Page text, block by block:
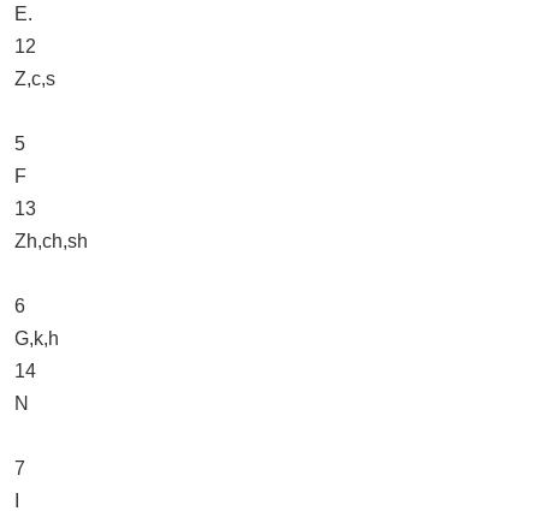
E.
12
Z,c,s
5
F
13
Zh,ch,sh
6
G,k,h
14
N
7